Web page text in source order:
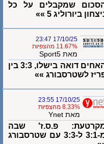
שמקבלים על כל
ביורוליג 5 »»
17/10/25 23:47
11.67% מהצפיות
מאת Sport5
האחים דואה בישלו, 3:3 בין
לשטרסבורג »»
17/10/25 23:55
8.33% מהצפיות
מאת Ynet
פ.ס.ז' שבה
מ-3:1 ל-3:3 עם שטרסבורג